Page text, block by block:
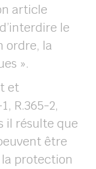
article
le
ordre, la
».
et
R.365-2,
il résulte que
être
protection